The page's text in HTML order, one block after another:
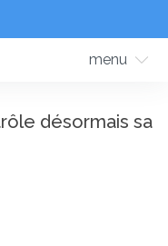
menu
désormais sa